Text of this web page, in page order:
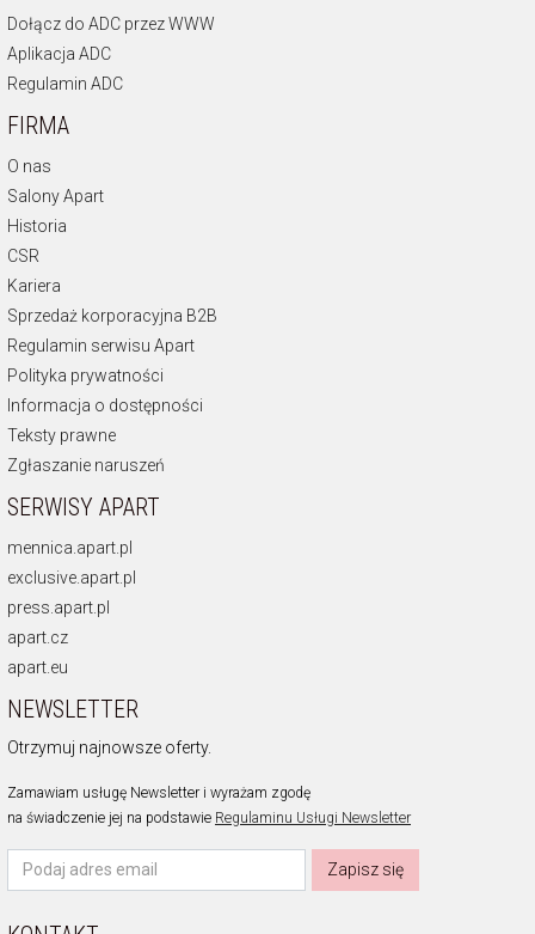
Dołącz do ADC przez WWW
Aplikacja ADC
Regulamin ADC
FIRMA
O nas
Salony Apart
Historia
CSR
Kariera
Sprzedaż korporacyjna B2B
Regulamin serwisu Apart
Polityka prywatności
Informacja o dostępności
Teksty prawne
Zgłaszanie naruszeń
SERWISY APART
mennica.apart.pl
exclusive.apart.pl
press.apart.pl
apart.cz
apart.eu
NEWSLETTER
Otrzymuj najnowsze oferty.
Zamawiam usługę Newsletter i wyrażam zgodę
na świadczenie jej na podstawie Regulaminu Usługi Newsletter
Zapisz się